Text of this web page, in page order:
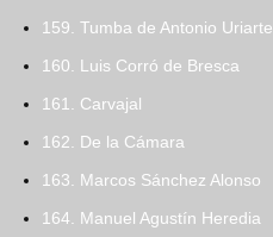
159. Tumba de Antonio Uriarte
160. Luis Corró de Bresca
161. Carvajal
162. De la Cámara
163. Marcos Sánchez Alonso
164. Manuel Agustín Heredia